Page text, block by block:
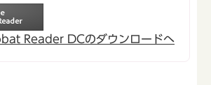
Reader DCのダウンロードへ